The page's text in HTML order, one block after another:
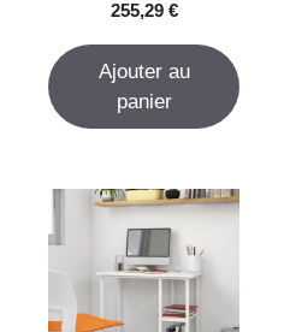
s
5
255,29 €
Ajouter au
panier